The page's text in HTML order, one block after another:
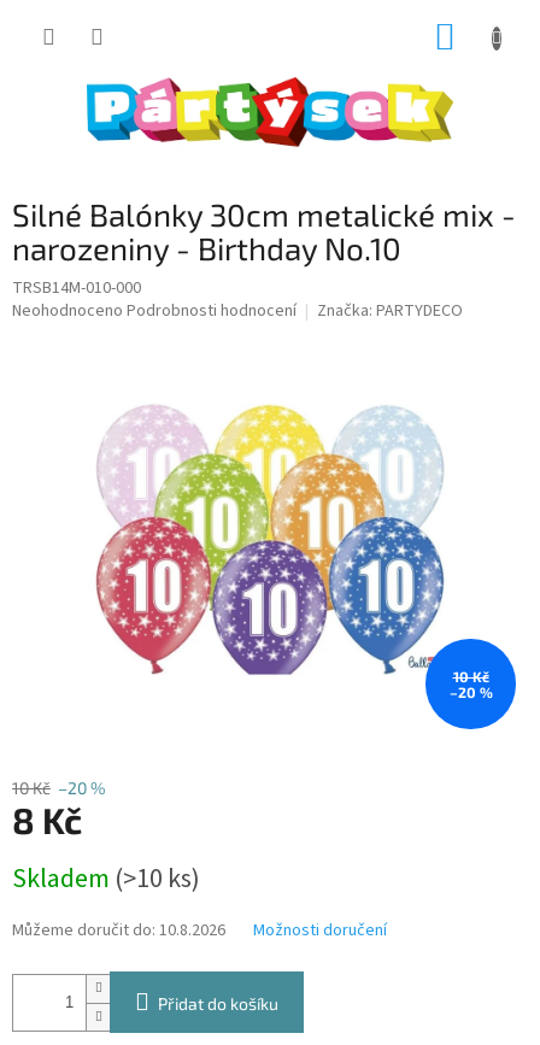
Silné Balónky 30cm metalické mix -
narozeniny - Birthday No.10
TRSB14M-010-000
Průměrné
Neohodnoceno Podrobnosti hodnocení Značka: PARTYDECO
10 Kč
–20 %
10 Kč –20 %
8 Kč
cena:
Skladem (>10 ks)
Můžeme doručit do: 10.8.2026 Možnosti doručení
Přidat do košíku